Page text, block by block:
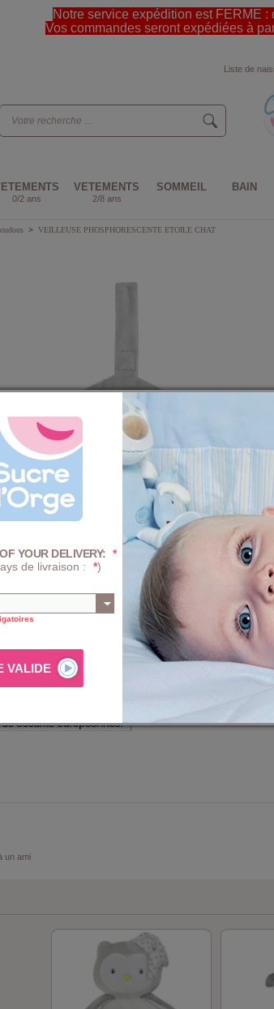
Notre service expédition est FERME
Vos commandes seront expédiées à
Liste de
0/2 ans
VETEMENTS
2/8 ans
SOMMEIL BAIN
> VEILLEUSE PHOSPHORESCENTE ETOILE CHAT
toute ronde avec tête de chat et étoile brodées. Grise et
ou dans sa chambre et diffuse une douce luminosité pour le
- lavable en machine programme doux.
un ami
YOUR DELIVERY: *
de livraison :
*)